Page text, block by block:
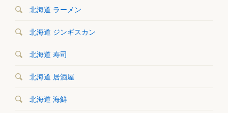
北海道 ラーメン
北海道 ジンギスカン
北海道 寿司
北海道 居酒屋
北海道 海鮮